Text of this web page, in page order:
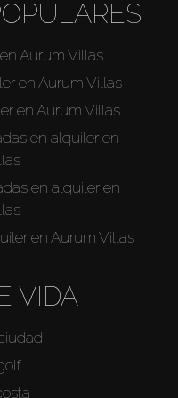
Aurum Villas
en Aurum Villas
en Aurum Villas
en alquiler en
en alquiler en
en Aurum Villas
VIDA